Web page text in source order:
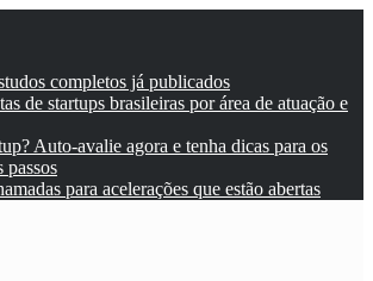
completos já publicados
de startups brasileiras por área de atuação e
Auto-avalie agora e tenha dicas para os
passos
para acelerações que estão abertas